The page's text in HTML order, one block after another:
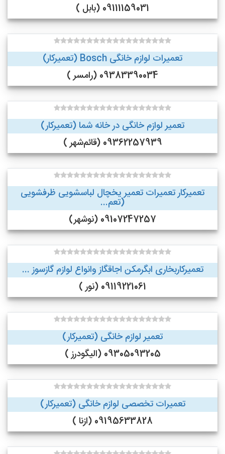
09111159031 (بابل )
تعمیرات لوازم خانگی Bosch (تعمیرکار)
09383390034 (رامسر )
تعمیر لوازم خانگی در خانه شما (تعمیرکار)
09362257939 (قائم‌شهر )
تعمیرکار تعمیرات تعمیر یخچال لباسشویی ظرفشویی
(تعم...
09107247257 (نوشهر)
تعمیرکاربخاری ابگرمکن اجاقگاز وانواع لوازم گازسوز ...
09119221061 (نور )
تعمیر لوازم خانگی (تعمیرکار)
09305093205 (الیگودرز )
تعمیرات تخصصی لوازم خانگی (تعمیرکار)
09195633828 (ازنا )